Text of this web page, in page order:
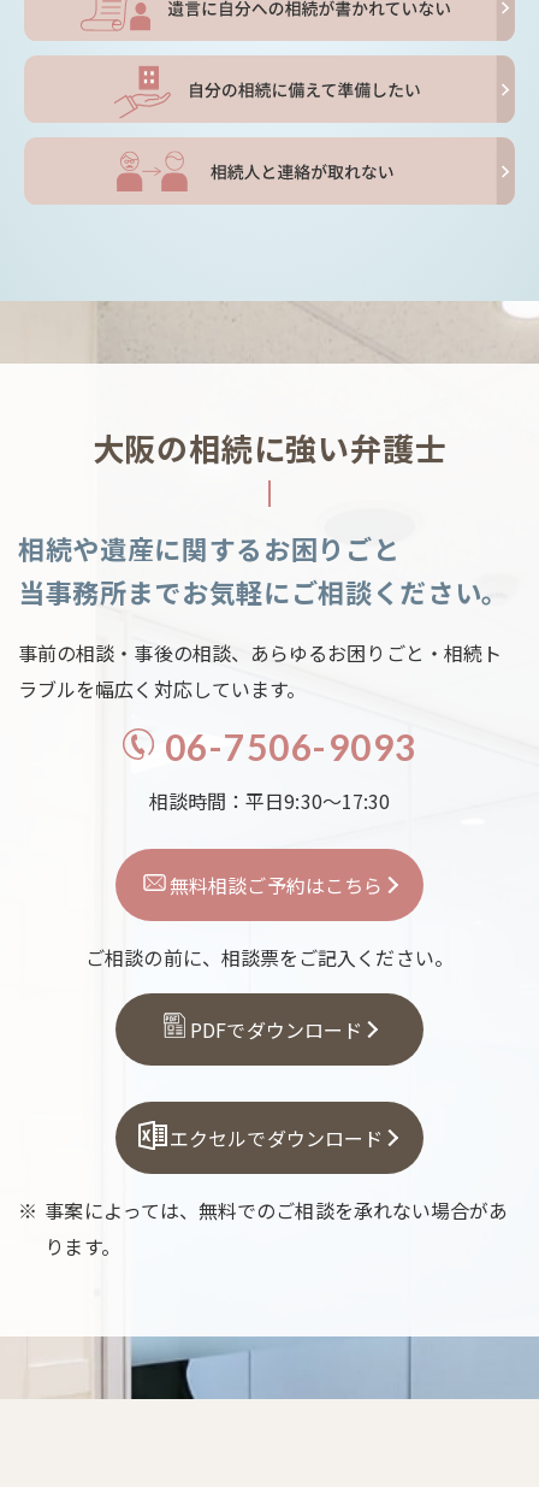
大阪の相続に強い弁護士
相続や遺産に関するお困りごと
当事務所までお気軽にご相談ください。
事前の相談・事後の相談、あらゆるお困りごと・相続ト
ラブルを幅広く対応しています。
06-7506-9093
相談時間：平日9:30～17:30
無料相談ご予約はこちら
ご相談の前に、相談票をご記入ください。
PDFでダウンロード
エクセルでダウンロード
事案によっては、無料でのご相談を承れない場合があ
ります。